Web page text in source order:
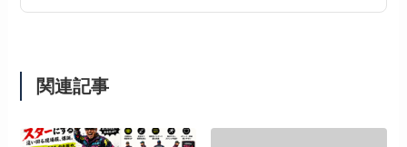
関連記事